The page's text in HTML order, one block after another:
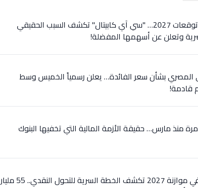
عاجل: تحول تاريخي في توقعات 2027… "سي آي كابيتال" تكشف السبب الحقيقي
وتعلن عن أسهمها المفضلة!
المصري بشأن سعر الفائدة… يعلن رسمياً الخميس وسط
مرة منذ مارس… حقيقة الأزمة المالية التي تخفيها البنوك
عاجل: الأرقام الصادمة في موازنة 2027 تكشف الخطة السرية للتحول النقدي.. 55 مليار